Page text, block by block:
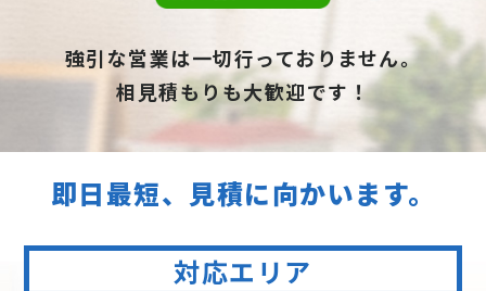
強引な営業は一切行っておりません。
相見積もりも大歓迎です！
即日最短、見積に向かいます。
対応エリア